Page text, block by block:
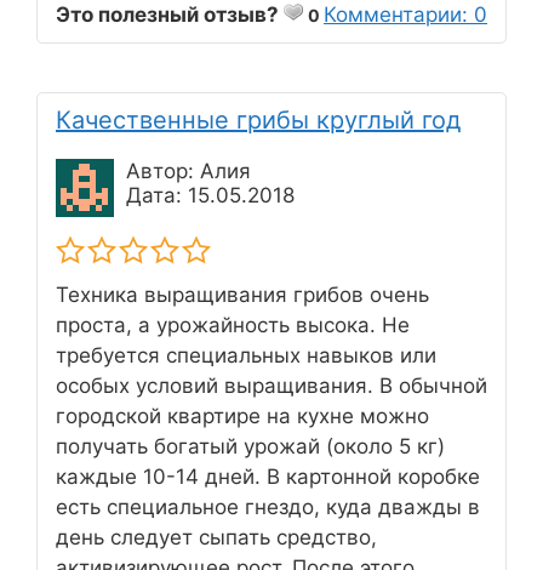
Это полезный отзыв?
0 Комментарии: 0
Качественные грибы круглый год
Автор: Алия
Дата: 15.05.2018
Техника выращивания грибов очень
проста, а урожайность высока. Не
требуется специальных навыков или
особых условий выращивания. В обычной
городской квартире на кухне можно
получать богатый урожай (около 5 кг)
каждые 10-14 дней. В картонной коробке
есть специальное гнездо, куда дважды в
день следует сыпать средство,